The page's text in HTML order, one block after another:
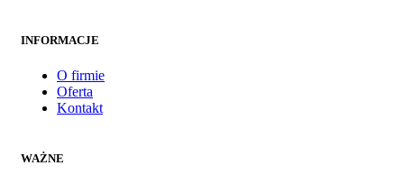
INFORMACJE
O firmie
Oferta
Kontakt
WAŻNE